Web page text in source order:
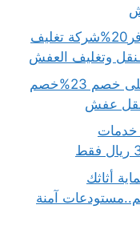
نقل عفشك مع التغليف بالرياض ووفر20%شركة تغليف
ونيت نقل عفش بالرياض..احصل على خصم 23%خصم
نقل عفش
300 ريال خدمات
أثاثك
أثاثك..23%خصم..مستودعات آمنة